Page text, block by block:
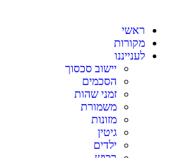
ראשי
מקורות
לענייננו
יישוב סכסוך
הסכמים
זמני שהות
משמורת
מזונות
גיטין
ילדים